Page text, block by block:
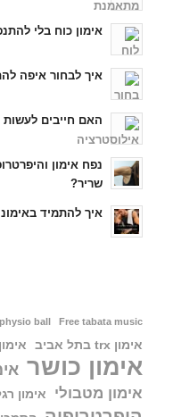
אימון כוח בלי
איך לבחור איפה
האם חייבים לעשות
נפח אימון
שריר?
איך להתמיד
Free tabata music
physio ball
אימון trx בתל אביב
אימון כושר
אימון מטבולי אימון